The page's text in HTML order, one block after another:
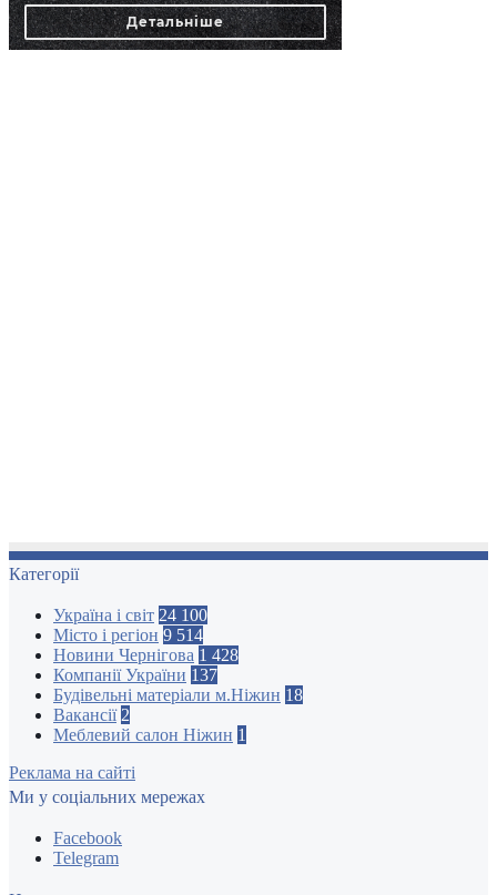
Категорії
Україна і світ 24 100
Місто і регіон 9 514
Новини Чернігова 1 428
Компанії України 137
Будівельні матеріали м.Ніжин 18
Вакансії 2
Меблевий салон Ніжин 1
Реклама на сайті
Ми у соціальних мережах
Facebook
Telegram